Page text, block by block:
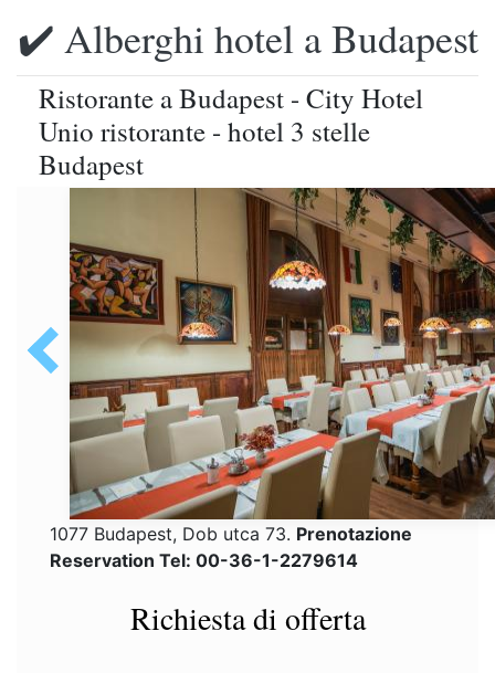
✔️ Alberghi hotel a Budapest
Ristorante a Budapest - City Hotel
Unio ristorante - hotel 3 stelle
Budapest
1077 Budapest, Dob utca 73. Prenotazione
Reservation Tel: 00-36-1-2279614
Richiesta di offerta